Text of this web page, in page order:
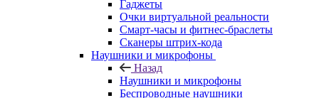
Гаджеты
Очки виртуальной реальности
Смарт-часы и фитнес-браслеты
Сканеры штрих-кода
Наушники и микрофоны
Назад
Наушники и микрофоны
Беспроводные наушники